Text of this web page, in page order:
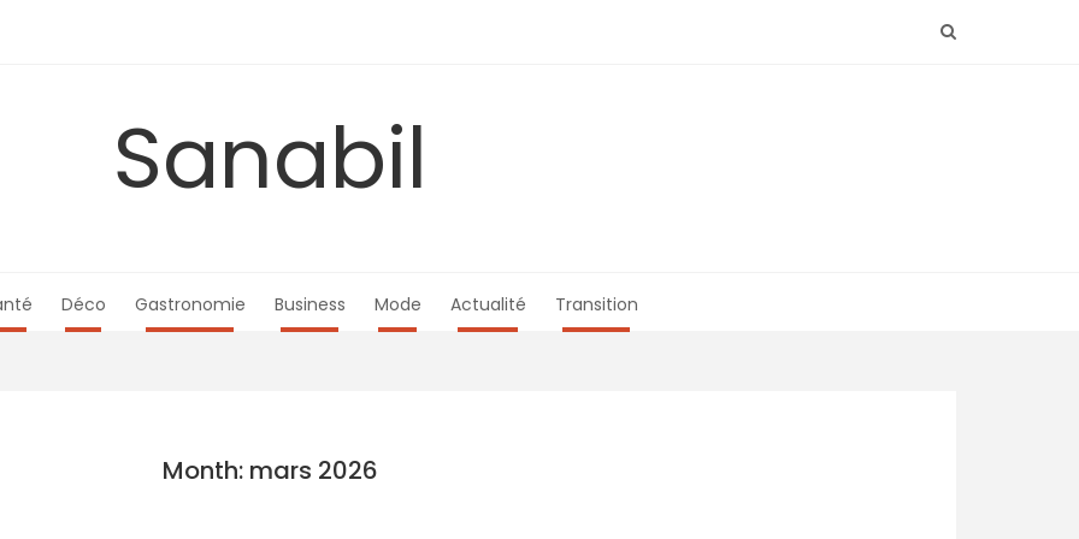
Sanabil
Déco Gastronomie Business Mode Actualité Transition
Month: mars 2026